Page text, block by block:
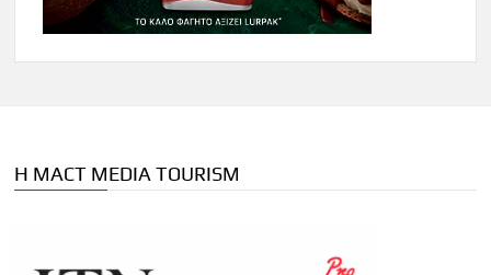
Η MACT MEDIA TOURISM